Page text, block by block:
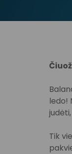
ledo!
Tik